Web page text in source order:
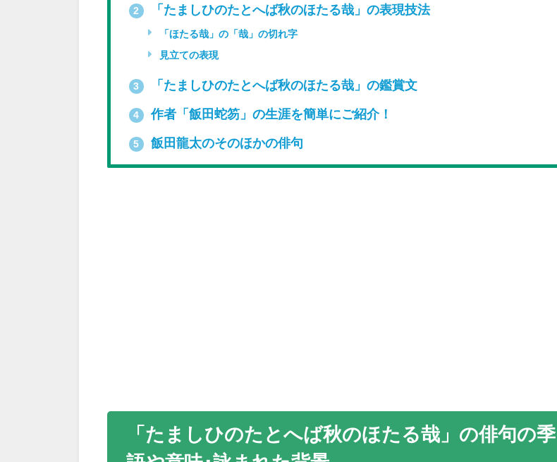
2 「たましひのたとへば秋のほたる哉」の表現技法
「ほたる哉」の「哉」の切れ字
見立ての表現
3 「たましひのたとへば秋のほたる哉」の鑑賞文
4 作者「飯田蛇笏」の生涯を簡単にご紹介！
5 飯田龍太のそのほかの俳句
「たましひのたとへば秋のほたる哉」の俳句の季